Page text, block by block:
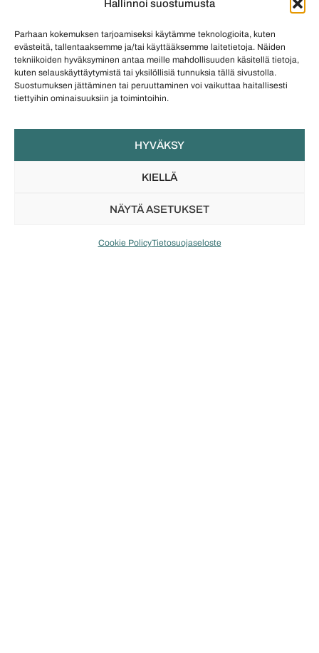
Hallinnoi suostumusta
Parhaan kokemuksen tarjoamiseksi käytämme teknologioita, kuten
evästeitä, tallentaaksemme ja/tai käyttääksemme laitetietoja. Näiden
tekniikoiden hyväksyminen antaa meille mahdollisuuden käsitellä tietoja,
kuten selauskäyttäytymistä tai yksilöllisiä tunnuksia tällä sivustolla.
Suostumuksen jättäminen tai peruuttaminen voi vaikuttaa haitallisesti
tiettyihin ominaisuuksiin ja toimintoihin.
HYVÄKSY
KIELLÄ
NÄYTÄ ASETUKSET
Cookie PolicyTietosuojaseloste
www.color-meanings.com
Aiheet:jalokivivärit ,jewel tones
Uutuudet
Exclusive-mallisto
Vuoden koru -kilpailusta tutut